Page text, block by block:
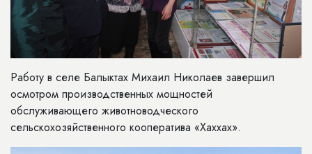
Работу в селе Балыктах Михаил Николаев завершил
осмотром производственных мощностей
обслуживающего животноводческого
сельскохозяйственного кооператива «Хаххах».